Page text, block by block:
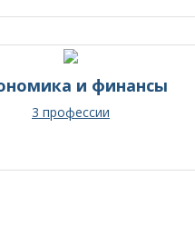
и финансы
3 профессии